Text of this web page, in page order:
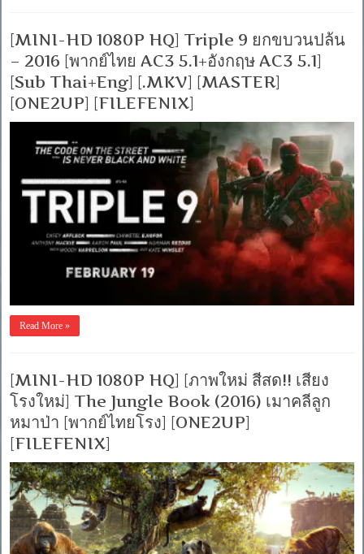
[MINI-HD 1080P HQ] Triple 9 ยกขบวนปล้น
– 2016 [พากย์ไทย AC3 5.1+อังกฤษ AC3 5.1]
[Sub Thai+Eng] [.MKV] [MASTER]
[ONE2UP] [FILEFENIX]
Read More »
[MINI-HD 1080P HQ] [ภาพใหม่ สีสด!! เสียง
โรงใหม่] The Jungle Book (2016) เมาคลีลูก
หมาป่า [พากย์ไทยโรง] [ONE2UP]
[FILEFENIX]